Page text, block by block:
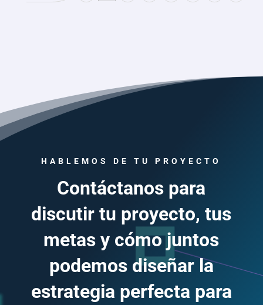
HABLEMOS DE TU PROYECTO
Contáctanos para
discutir tu proyecto, tus
metas y cómo juntos
podemos diseñar la
estrategia perfecta para